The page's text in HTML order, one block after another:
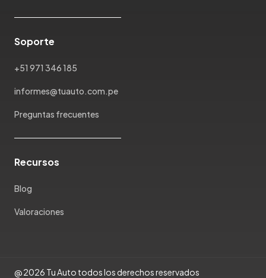
Soporte
+51 971 346 185
informes@tuauto.com.pe
Preguntas frecuentes
Recursos
Blog
Valoraciones
@ 2026 Tu Auto todos los derechos reservados